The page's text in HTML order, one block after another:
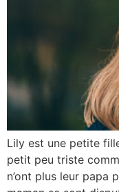
Lily est une petite
petit peu triste
n’ont plus leur papa